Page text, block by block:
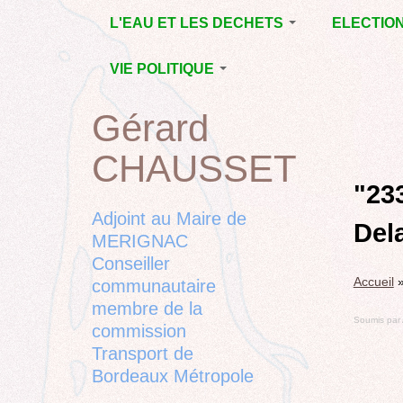
L'EAU ET LES DECHETS
ECONOMIE D’EAU,
SAGE, SÉCHERESSE
LA GESTION DES
DECHETS
CONTRAT DE L'EAU,
POLLUTIONS
RUBRIQUE
CHANTIER
VIE POLITIQUE
L’ACTION POLITIQUE À
MÉRIGNAC
BORDEAUX
METROPOLE
EMPLOI, SOLIDARITES
ELECTIONS,
RUBRIQUES
DIVERSES, PETITES
PHRASES..
to
top
Accueil
Soumis par
Back
to
top
Gérard
CHAUSSET
Adjoint au Maire de
MERIGNAC
Conseiller
communautaire
membre de la
commission
Transport de
Bordeaux Métropole